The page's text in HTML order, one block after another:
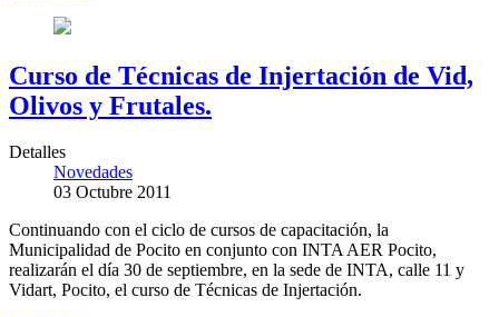
Curso de Técnicas de Injertación de Vid,
Olivos y Frutales.
Detalles
Novedades
03 Octubre 2011
Continuando con el ciclo de cursos de capacitación, la
Municipalidad de Pocito en conjunto con INTA AER Pocito,
realizarán el día 30 de septiembre, en la sede de INTA, calle 11 y
Vidart, Pocito, el curso de Técnicas de Injertación.